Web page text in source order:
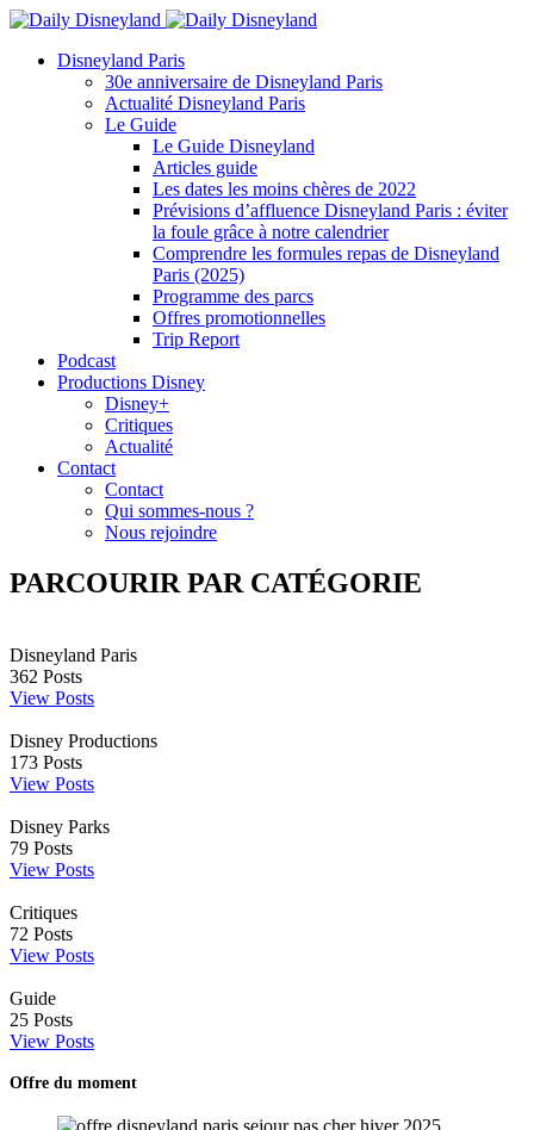
Disneyland Paris
30e anniversaire de Disneyland Paris
Actualité Disneyland Paris
Le Guide
Le Guide Disneyland
Articles guide
Les dates les moins chères de 2022
Prévisions d’affluence Disneyland Paris : éviter
la foule grâce à notre calendrier
Comprendre les formules repas de Disneyland
Paris (2025)
Programme des parcs
Offres promotionnelles
Trip Report
Podcast
Productions Disney
Disney+
Critiques
Actualité
Contact
Contact
Qui sommes-nous ?
Nous rejoindre
PARCOURIR PAR CATÉGORIE
Disneyland Paris
362 Posts
View Posts
Disney Productions
173 Posts
View Posts
Disney Parks
79 Posts
View Posts
Critiques
72 Posts
View Posts
Guide
25 Posts
View Posts
Offre du moment